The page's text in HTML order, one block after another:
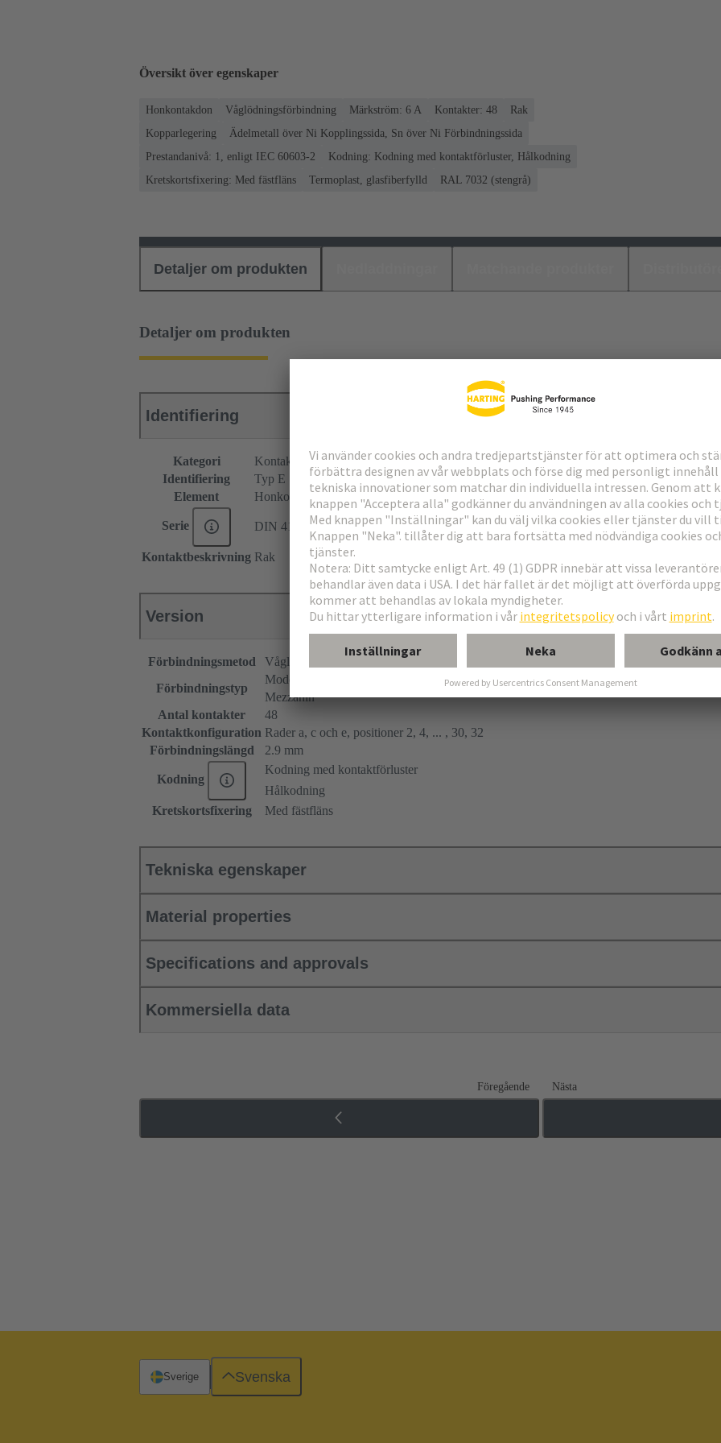
Översikt över egenskaper
Honkontakdon Våglödningsförbindning Märkström: ‌6 A Kontakter: 48
Rak
Kopparlegering
Ädelmetall över Ni Kopplingssida, Sn över Ni Förbindningssida
Prestandanivå: 1, enligt IEC 60603-2
Kodning: Kodning med kontaktförluster, Hålkodning
Kretskortsfixering: Med fästfläns
Termoplast, glasfiberfylld RAL 7032 (stengrå)
Detaljer om produkten
Detaljer om produkten
Identifiering
Kategori
Kontaktdon
Identifiering
Typ E
Element
Honkontakdon
Serie DIN 41612
Kontaktbeskrivning Rak
Version
Förbindningsmetod
Våglödningsförbindning
Förbindningstyp
Moderkort till dotterkort
Mezzanin
Antal kontakter
48
Kontaktkonfiguration Rader a, c och e, positioner 2, 4, ... , 30, 32
Förbindningslängd
2.9 mm
Kodning
Kodning med kontaktförluster
Hålkodning
Kretskortsfixering
Med fästfläns
Tekniska egenskaper
Material properties
Specifications and approvals
Kommersiella data
Föregående Nästa
Sverige Svenska